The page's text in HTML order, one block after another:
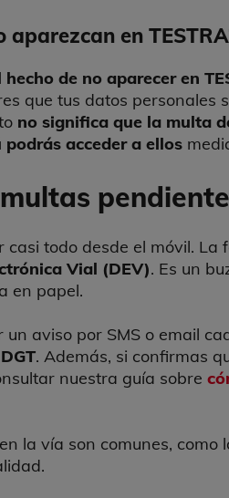
en
de no aparecer en
que tus datos personales
no significa que la multa
podrás acceder a ellos
todo desde el móvil. La
Vial (DEV). Es un
en papel.
aviso por SMS o email
. Además, si confirmas
nuestra guía sobre
la vía son comunes, como